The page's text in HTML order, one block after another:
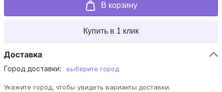
В корзину
Купить в 1 клик
Доставка
Город доставки: выберите город
Укажите город, чтобы увидеть варианты доставки.